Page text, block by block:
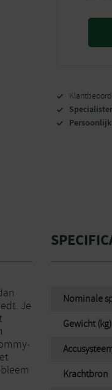
Persoonlijk
Je
Nominale
Gewicht (kg)
Krachtbron